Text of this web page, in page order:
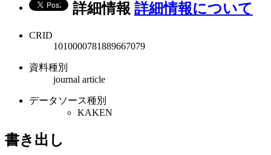
詳細情報 詳細情報について
CRID
1010000781889667079
資料種別
journal article
データソース種別
KAKEN
書き出し